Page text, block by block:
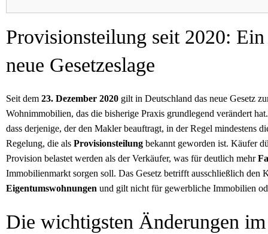
Provisionsteilung seit 2020:
neue Gesetzeslage
Seit dem 23. Dezember 2020 gilt in Deutschland das neue Gesetz
Wohnimmobilien, das die bisherige Praxis grundlegend verändert
dass derjenige, der den Makler beauftragt, in der Regel mindestens
Regelung, die als Provisionsteilung bekannt geworden ist. Käufer
Provision belastet werden als der Verkäufer, was für deutlich mehr
Immobilienmarkt sorgen soll. Das Gesetz betrifft ausschließlich den
Eigentumswohnungen und gilt nicht für gewerbliche Immobilien
Die wichtigsten Änderungen